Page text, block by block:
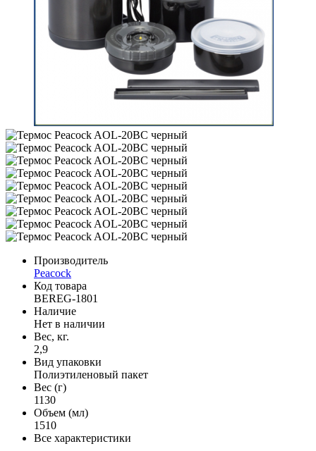
Производитель
Peacock
Код товара
BEREG-1801
Наличие
Нет в наличии
Вес, кг.
2,9
Вид упаковки
Полиэтиленовый пакет
Вес (г)
1130
Объем (мл)
1510
Все характеристики